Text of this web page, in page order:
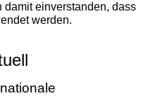
einverstanden, dass
werden.